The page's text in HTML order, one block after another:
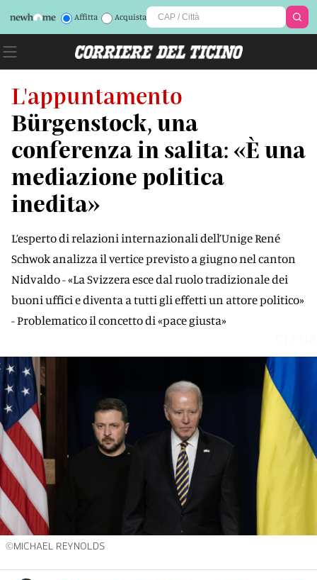
Affitta Acquista
L'appuntamento
Bürgenstock, una
conferenza in salita: «È una
mediazione politica
inedita»
L’esperto di relazioni internazionali dell’Unige René
Schwok analizza il vertice previsto a giugno nel canton
Nidvaldo - «La Svizzera esce dal ruolo tradizionale dei
buoni uffici e diventa a tutti gli effetti un attore politico»
- Problematico il concetto di «pace giusta»
©MICHAEL REYNOLDS